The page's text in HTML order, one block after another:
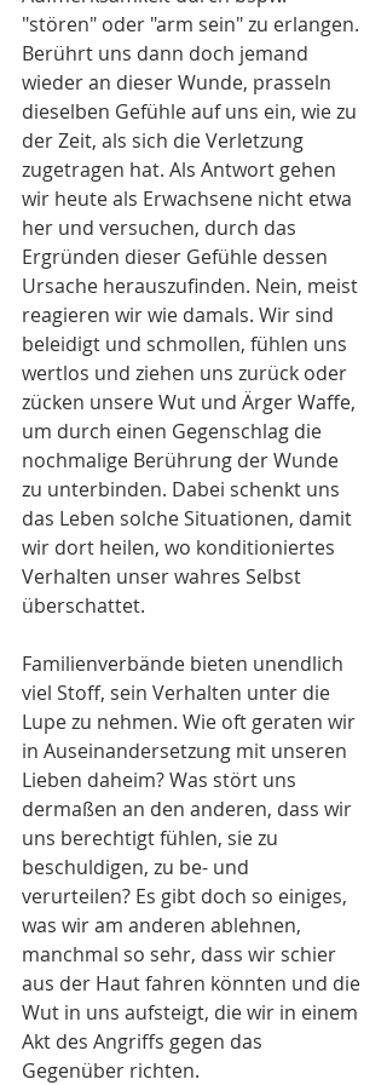
"stören" oder "arm sein" zu erlangen.
Berührt uns dann doch jemand
wieder an dieser Wunde, prasseln
dieselben Gefühle auf uns ein, wie zu
der Zeit, als sich die Verletzung
zugetragen hat. Als Antwort gehen
wir heute als Erwachsene nicht etwa
her und versuchen, durch das
Ergründen dieser Gefühle dessen
Ursache herauszufinden. Nein, meist
reagieren wir wie damals. Wir sind
beleidigt und schmollen, fühlen uns
wertlos und ziehen uns zurück oder
zücken unsere Wut und Ärger Waffe,
um durch einen Gegenschlag die
nochmalige Berührung der Wunde
zu unterbinden. Dabei schenkt uns
das Leben solche Situationen, damit
wir dort heilen, wo konditioniertes
Verhalten unser wahres Selbst
überschattet.
Familienverbände bieten unendlich
viel Stoff, sein Verhalten unter die
Lupe zu nehmen. Wie oft geraten wir
in Auseinandersetzung mit unseren
Lieben daheim? Was stört uns
dermaßen an den anderen, dass wir
uns berechtigt fühlen, sie zu
beschuldigen, zu be- und
verurteilen? Es gibt doch so einiges,
was wir am anderen ablehnen,
manchmal so sehr, dass wir schier
aus der Haut fahren könnten und die
Wut in uns aufsteigt, die wir in einem
Akt des Angriffs gegen das
Gegenüber richten.